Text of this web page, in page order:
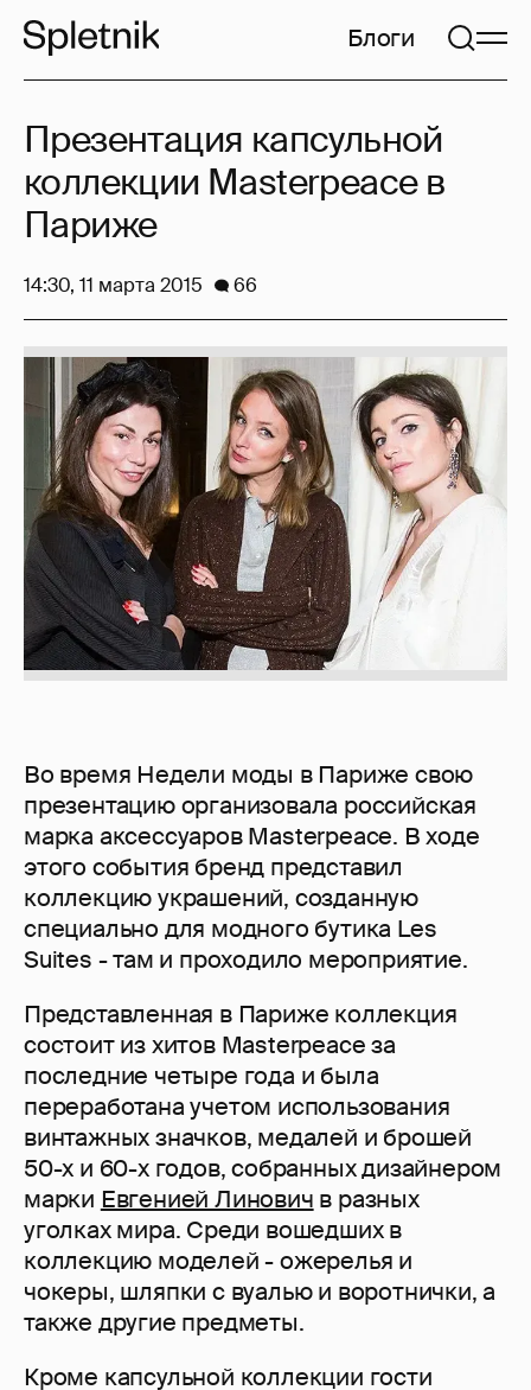
Блоги
Во время Недели моды в Париже свою
презентацию организовала российская
марка аксессуаров Masterpeace. В ходе
этого события бренд представил
коллекцию украшений, созданную
специально для модного бутика Les
Suites - там и проходило мероприятие.
Представленная в Париже коллекция
состоит из хитов Masterpeace за
последние четыре года и была
переработана учетом использования
винтажных значков, медалей и брошей
50-х и 60-х годов, собранных дизайнером
марки Евгенией Линович в разных
уголках мира. Среди вошедших в
коллекцию моделей - ожерелья и
чокеры, шляпки с вуалью и воротнички, а
также другие предметы.
Кроме капсульной коллекции гости
Презентация капсульной
коллекции Masterpeace в
Париже
14:30, 11 марта 2015 66